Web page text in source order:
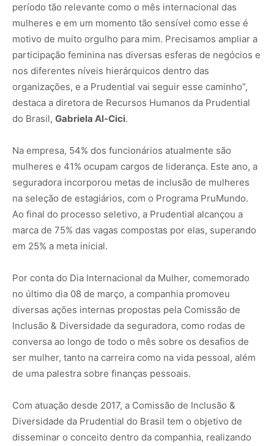
período tão relevante como o mês internacional das
mulheres e em um momento tão sensível como esse é
motivo de muito orgulho para mim. Precisamos ampliar a
participação feminina nas diversas esferas de negócios e
nos diferentes níveis hierárquicos dentro das
organizações, e a Prudential vai seguir esse caminho”,
destaca a diretora de Recursos Humanos da Prudential
do Brasil, Gabriela Al-Cici.
Na empresa, 54% dos funcionários atualmente são
mulheres e 41% ocupam cargos de liderança. Este ano, a
seguradora incorporou metas de inclusão de mulheres
na seleção de estagiários, com o Programa PruMundo.
Ao final do processo seletivo, a Prudential alcançou a
marca de 75% das vagas compostas por elas, superando
em 25% a meta inicial.
Por conta do Dia Internacional da Mulher, comemorado
no último dia 08 de março, a companhia promoveu
diversas ações internas propostas pela Comissão de
Inclusão & Diversidade da seguradora, como rodas de
conversa ao longo de todo o mês sobre os desafios de
ser mulher, tanto na carreira como na vida pessoal, além
de uma palestra sobre finanças pessoais.
Com atuação desde 2017, a Comissão de Inclusão &
Diversidade da Prudential do Brasil tem o objetivo de
disseminar o conceito dentro da companhia, realizando